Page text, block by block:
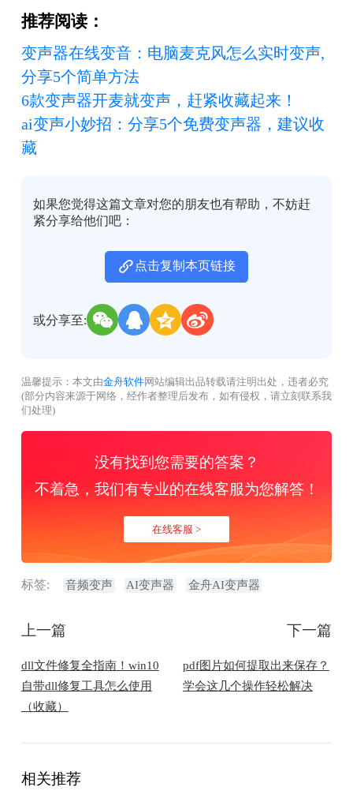
推荐阅读：
变声器在线变音：电脑麦克风怎么实时变声,
分享5个简单方法
6款变声器开麦就变声，赶紧收藏起来！
ai变声小妙招：分享5个免费变声器，建议收
藏
如果您觉得这篇文章对您的朋友也有帮助，不妨赶
紧分享给他们吧：
点击复制本页链接
或分享至:
温馨提示：本文由金舟软件网站编辑出品转载请注明出处，违者必究
(部分内容来源于网络，经作者整理后发布，如有侵权，请立刻联系我
们处理)
没有找到您需要的答案？
不着急，我们有专业的在线客服为您解答！
在线客服 >
标签: 音频变声 AI变声器 金舟AI变声器
上一篇
dll文件修复全指南！win10
自带dll修复工具怎么使用
（收藏）
下一篇
pdf图片如何提取出来保存？
学会这几个操作轻松解决
相关推荐